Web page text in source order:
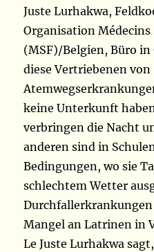
Juste Lurhakwa,
Organisation
(MSF)/Belgien, Büro
diese Vertriebenen von
keine Unterkunft
verbringen die Nacht
anderen sind in
Bedingungen, wo sie
schlechtem Wetter
Mangel an Latrinen in
Le Juste Lurhakwa